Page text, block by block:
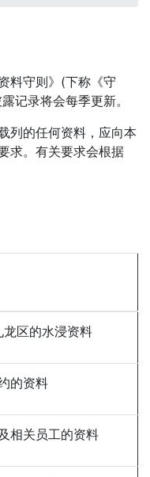
料守则》(下称《守
记录将会每季更新。
列的任何资料，应向本
求。有关要求会根据
区的水浸资料
的资料
相关员工的资料